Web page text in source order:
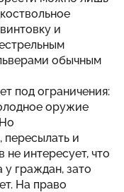
и
обычным
под ограничения:
оружие
пересылать и
не интересует, что
граждан, зато
На право